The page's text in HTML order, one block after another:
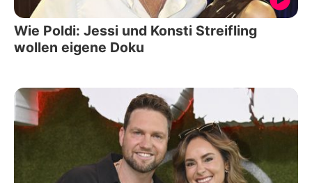
Wie Poldi: Jessi und Konsti Streifling
wollen eigene Doku